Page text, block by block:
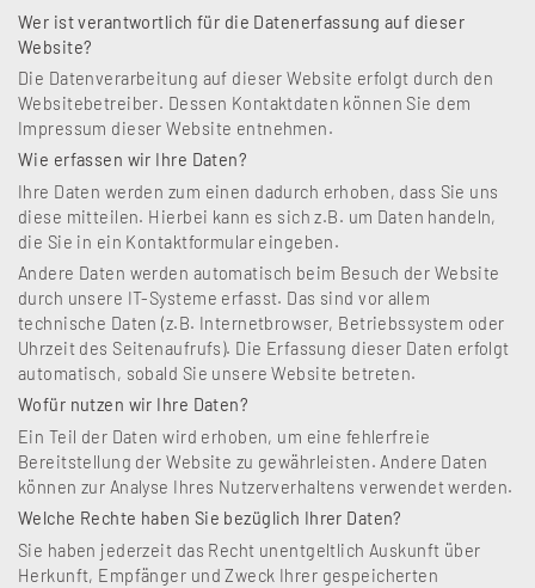
Wer ist verantwortlich für die Datenerfassung auf dieser
Website?
Die Datenverarbeitung auf dieser Website erfolgt durch den
Websitebetreiber. Dessen Kontaktdaten können Sie dem
Impressum dieser Website entnehmen.
Wie erfassen wir Ihre Daten?
Ihre Daten werden zum einen dadurch erhoben, dass Sie uns
diese mitteilen. Hierbei kann es sich z.B. um Daten handeln,
die Sie in ein Kontaktformular eingeben.
Andere Daten werden automatisch beim Besuch der Website
durch unsere IT-Systeme erfasst. Das sind vor allem
technische Daten (z.B. Internetbrowser, Betriebssystem oder
Uhrzeit des Seitenaufrufs). Die Erfassung dieser Daten erfolgt
automatisch, sobald Sie unsere Website betreten.
Wofür nutzen wir Ihre Daten?
Ein Teil der Daten wird erhoben, um eine fehlerfreie
Bereitstellung der Website zu gewährleisten. Andere Daten
können zur Analyse Ihres Nutzerverhaltens verwendet werden.
Welche Rechte haben Sie bezüglich Ihrer Daten?
Sie haben jederzeit das Recht unentgeltlich Auskunft über
Herkunft, Empfänger und Zweck Ihrer gespeicherten